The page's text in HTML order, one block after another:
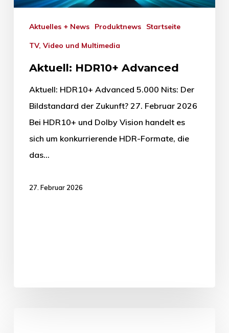
Aktuelles + News Produktnews Startseite
TV, Video und Multimedia
Aktuell: HDR10+ Advanced
Aktuell: HDR10+ Advanced 5.000 Nits: Der
Bildstandard der Zukunft? 27. Februar 2026
Bei HDR10+ und Dolby Vision handelt es
sich um konkurrierende HDR-Formate, die
das…
27. Februar 2026